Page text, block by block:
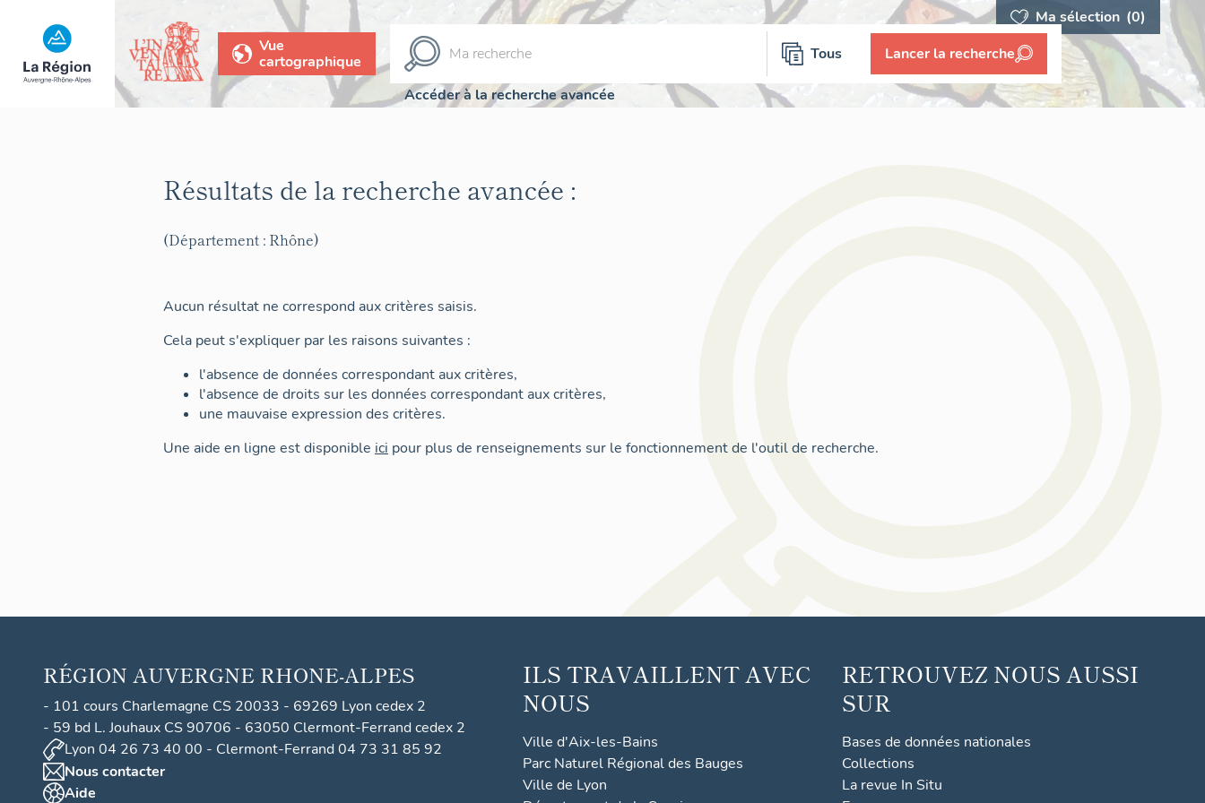
Ma sélection (0)
Vue
cartographique
Tous Lancer la recherche
Accéder à la recherche avancée
Résultats de la recherche avancée :
(Département : Rhône)
Aucun résultat ne correspond aux critères saisis.
Cela peut s'expliquer par les raisons suivantes :
l'absence de données correspondant aux critères,
l'absence de droits sur les données correspondant aux critères,
une mauvaise expression des critères.
Une aide en ligne est disponible ici pour plus de renseignements sur le fonctionnement de l'outil de recherche.
RÉGION AUVERGNE RHONE-ALPES
- 101 cours Charlemagne CS 20033 - 69269 Lyon cedex 2
- 59 bd L. Jouhaux CS 90706 - 63050 Clermont-Ferrand cedex 2
Lyon 04 26 73 40 00 - Clermont-Ferrand 04 73 31 85 92
Nous contacter
Aide
ILS TRAVAILLENT AVEC
NOUS
Ville d'Aix-les-Bains
Parc Naturel Régional des Bauges
Ville de Lyon
RETROUVEZ NOUS AUSSI
SUR
Bases de données nationales
Collections
La revue In Situ